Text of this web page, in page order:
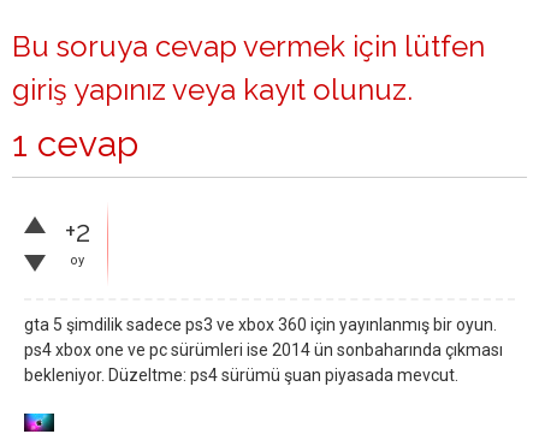
Bu soruya cevap vermek için lütfen
giriş yapınız veya kayıt olunuz.
1 cevap
+2
oy
gta 5 şimdilik sadece ps3 ve xbox 360 için yayınlanmış bir oyun.
ps4 xbox one ve pc sürümleri ise 2014 ün sonbaharında çıkması
bekleniyor. Düzeltme: ps4 sürümü şuan piyasada mevcut.